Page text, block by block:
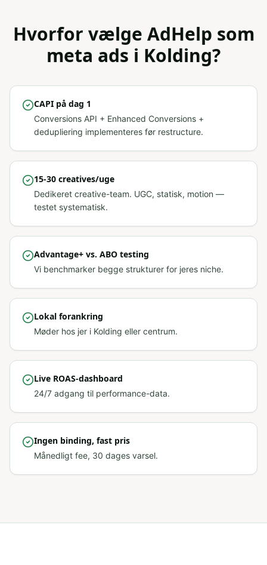
Hvorfor vælge AdHelp som
meta ads i Kolding?
CAPI på dag 1
Conversions API + Enhanced Conversions +
dedupliering implementeres før restructure.
15-30 creatives/uge
Dedikeret creative-team. UGC, statisk, motion —
testet systematisk.
Advantage+ vs. ABO testing
Vi benchmarker begge strukturer for jeres niche.
Lokal forankring
Møder hos jer i Kolding eller centrum.
Live ROAS-dashboard
24/7 adgang til performance-data.
Ingen binding, fast pris
Månedligt fee, 30 dages varsel.